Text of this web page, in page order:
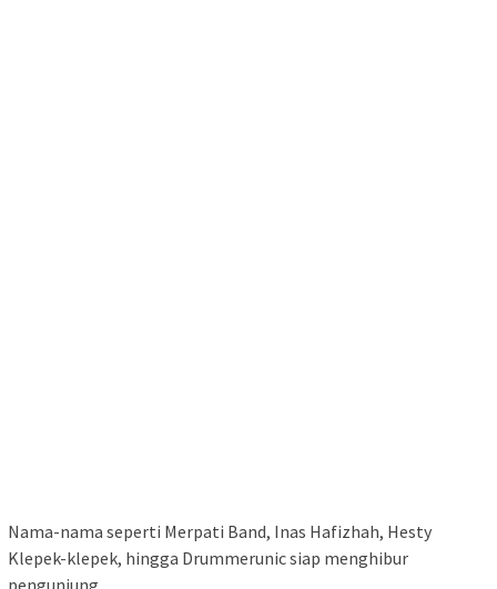
Nama-nama seperti Merpati Band, Inas Hafizhah, Hesty
Klepek-klepek, hingga Drummerunic siap menghibur
pengunjung.